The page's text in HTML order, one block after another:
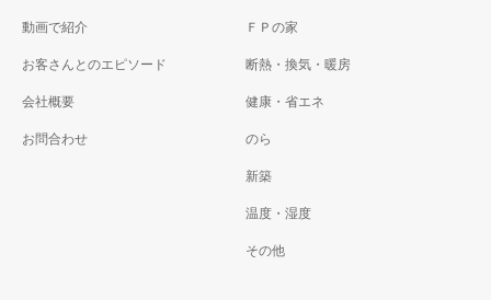
動画で紹介
お客さんとのエピソード
会社概要
お問合わせ
ＦＰの家
断熱・換気・暖房
健康・省エネ
のら
新築
温度・湿度
その他